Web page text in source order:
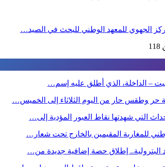
الجهوي للمعهد الوطني للبحث في الصيد…
– الداخلة، الذي أطلق عليه إسم…
حر وطقس حار من اليوم الثلاثاء إلى الخميس…
التي شهدتها نقاط العبور المؤدية إلى…
للمغاربة المقيمين بالخارج تحت شعار…
البترولية.. إطلاق حصة إضافية جديدة من…